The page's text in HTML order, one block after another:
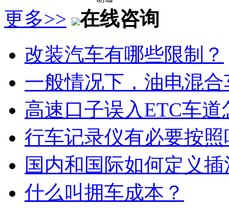
更多>>
在线咨询
改装汽车有哪些限制？
一般情况下，油电混
高速口子误入ETC车道
行车记录仪有必要按照
国内和国际如何定义
什么叫拥车成本？